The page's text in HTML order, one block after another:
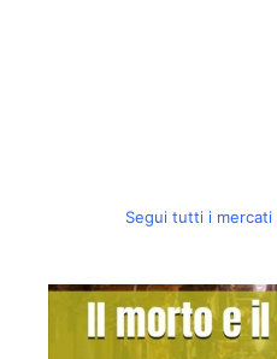
Segui tutti i mercati